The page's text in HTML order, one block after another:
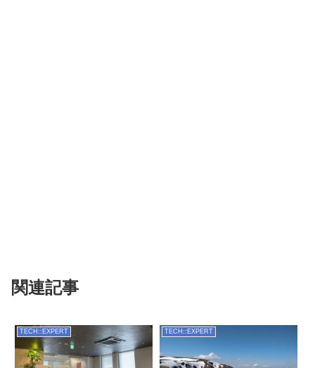
関連記事
TECH::EXPERT TECH::EXPERT